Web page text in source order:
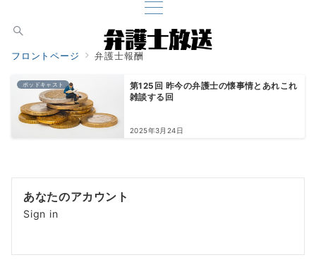
フロントページ 弁護士報酬
ポッドキャスト
第125回 昨今の弁護士の懐事情とあれこれ
雑談する回
2025年3月24日
あなたのアカウント
Sign in